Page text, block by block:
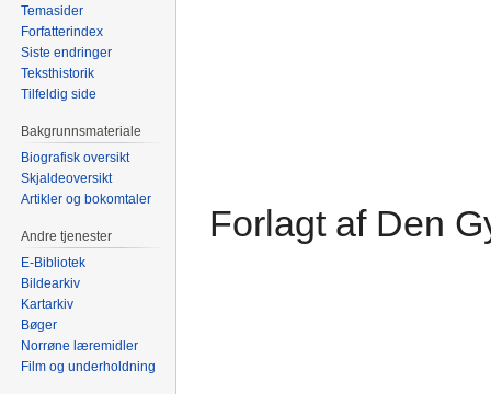
Forlagt af Den
Temasider
Forfatterindex
Siste endringer
Teksthistorik
Tilfeldig side
Bakgrunnsmateriale
Biografisk oversikt
Skjaldeoversikt
Artikler og bokomtaler
Andre tjenester
E-Bibliotek
Bildearkiv
Kartarkiv
Bøger
Norrøne læremidler
Film og underholdning